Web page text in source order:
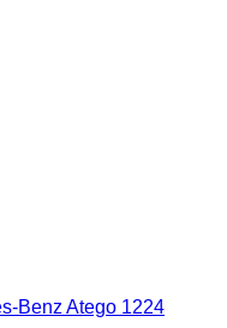
Benz Atego 1224